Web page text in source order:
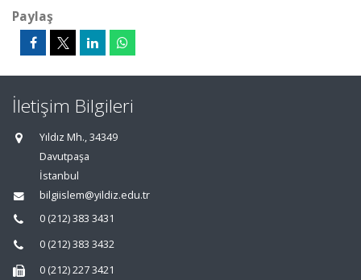
Paylaş
İletişim Bilgileri
Yıldız Mh., 34349
Davutpaşa
İstanbul
bilgiislem@yildiz.edu.tr
0 (212) 383 3431
0 (212) 383 3432
0 (212) 227 3421